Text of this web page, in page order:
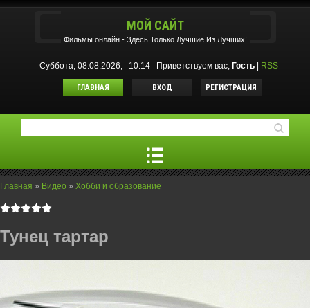
МОЙ САЙТ
Фильмы oнлайн - Здесь Только Лучшие Из Лучших!
Суббота, 08.08.2026, 10:14 Приветствуем вас, Гость| RSS
ГЛАВНАЯ ВХОД РЕГИСТРАЦИЯ
Главная » Видео » Хобби и образование
Тунец тартар